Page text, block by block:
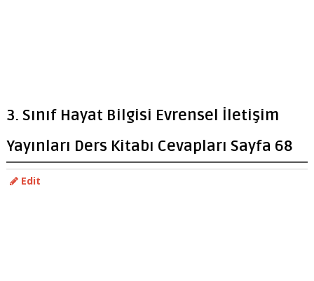
3. Sınıf Hayat Bilgisi Evrensel İletişim
Yayınları Ders Kitabı Cevapları Sayfa 68
Edit